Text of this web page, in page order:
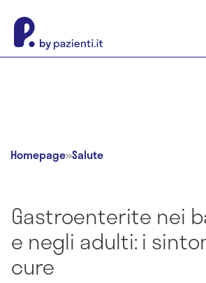
Homepage»Salute
Gastroenterite nei
e negli adulti: i
cure